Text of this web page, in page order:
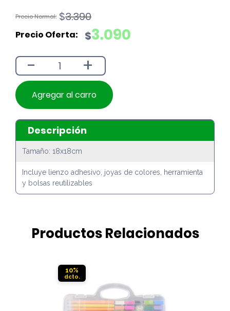
$3.390
El
original
$3.390.
$3.090
El
actual
$3.090.
- +
Agregar al carro
Descripción
Tamaño: 18x18cm
Incluye lienzo adhesivo, joyas de colores, herramienta
y bolsas reutilizables
Productos Relacionados
10%